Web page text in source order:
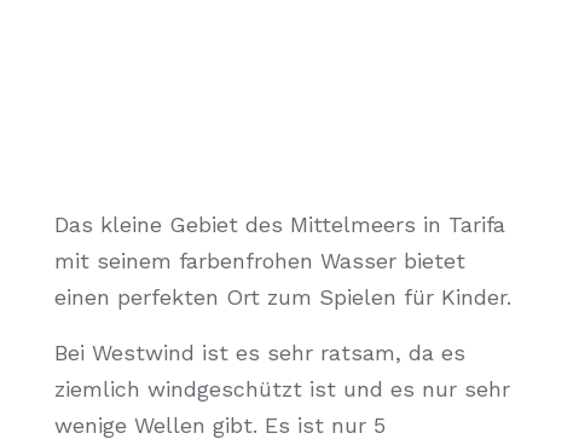
Das kleine Gebiet des Mittelmeers in Tarifa
mit seinem farbenfrohen Wasser bietet
einen perfekten Ort zum Spielen für Kinder.
Bei Westwind ist es sehr ratsam, da es
ziemlich windgeschützt ist und es nur sehr
wenige Wellen gibt. Es ist nur 5